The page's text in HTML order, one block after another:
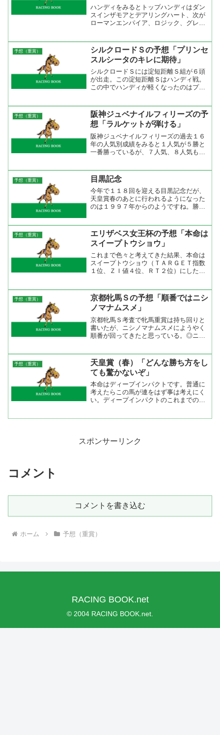
ハンディをみるとトップハンディはダン
スインザモアとデアリングハート、次が
ローマンエンパイア、ロジック、グレイ
と１キロ差で６頭がいる。Ｇ２を３着し
たダンスインザモアに対し...
予想（重賞）
シルクロードＳの予想「プリンセ
スルシータのキレに期待」
シルクロードＳには淀短距離Ｓ組が６頭
が出走。この淀短距離Ｓはハンディ戦。
この中でハンディが軽くなったのはプリ
い競馬をしていた。本命に推したプリン
セスルシータは好位から直...
予想（重賞）
阪神ジュベナイルフィリーズの予
想「ラルケットが弾ける」
阪神ジュベナイルフィリーズの過去１６
年の人気別成績をみると１人気が５勝と
一番勝っているが、７人気、８人気も２
気にとらわれなくていいと思う。ステッ
プレースからみると前走重...
予想（重賞） 目黒記念
今年で１１８回を迎える目黒記念だが、
天皇賞春のあとに行われるようになった
のは１９９７年からのようですね。勝ち
勝、オープンのメトロポリタンＨから１
勝になっている。天皇賞春か...
予想（重賞）
エリザベス女王杯の予想「本命は
スイープトウショウ」
これまで色々と考えてきた結果、本命は
スイープトウショウ（ＴＡＲＧＥＴ指数
１位、ＺＩ値４位、ＲＴ２位）にした。
だ、昨年は毎日王冠を使って天皇賞だか
ら２度の関東圏への輸送し...
予想（重賞）
京都牝馬Ｓの予想「順番ではニシ
ノマナムスメ」
京都牝馬Ｓ考査で牝馬重賞は持ち回りと
書いたが、ニシノマナムスメにようやく
順番が回ってきたと思っている。◎ニシ
せられてしまう。最近の成績は良くない
が久々の府中牝馬Ｓと安田...
予想（重賞）
天皇賞（春）「どんな勝ち方をし
ても驚かないぞ」
本命はディープインパクトです。普通に
考えたらこの馬が連をはず事は考えにく
い。ディープインパクトのこれまでのレ
スポンサーリンク
コメント
コメントを書き込む
ホーム 予想（重賞）
RACING BOOK.net
© 2004 RACING BOOK.net.